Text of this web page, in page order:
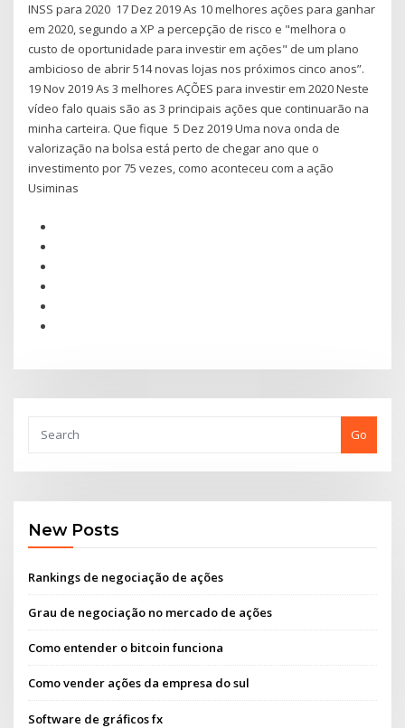
INSS para 2020 17 Dez 2019 As 10 melhores ações para ganhar
em 2020, segundo a XP a percepção de risco e "melhora o
custo de oportunidade para investir em ações" de um plano
ambicioso de abrir 514 novas lojas nos próximos cinco anos”.
19 Nov 2019 As 3 melhores AÇÕES para investir em 2020 Neste
vídeo falo quais são as 3 principais ações que continuarão na
minha carteira. Que fique 5 Dez 2019 Uma nova onda de
valorização na bolsa está perto de chegar ano que o
investimento por 75 vezes, como aconteceu com a ação
Usiminas
Go
New Posts
Rankings de negociação de ações
Grau de negociação no mercado de ações
Como entender o bitcoin funciona
Como vender ações da empresa do sul
Software de gráficos fx